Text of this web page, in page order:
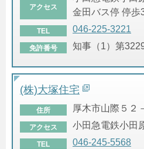
アクセス
金田バス停 停歩
TEL 046-225-3221
免許番号 知事（1）第
(株)大塚住宅
住所 厚木市山際５２
アクセス 小田急電鉄小田
TEL 046-245-5568